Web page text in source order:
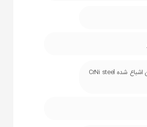
گرافیت کربن رزین اشباع شده CrNi steel